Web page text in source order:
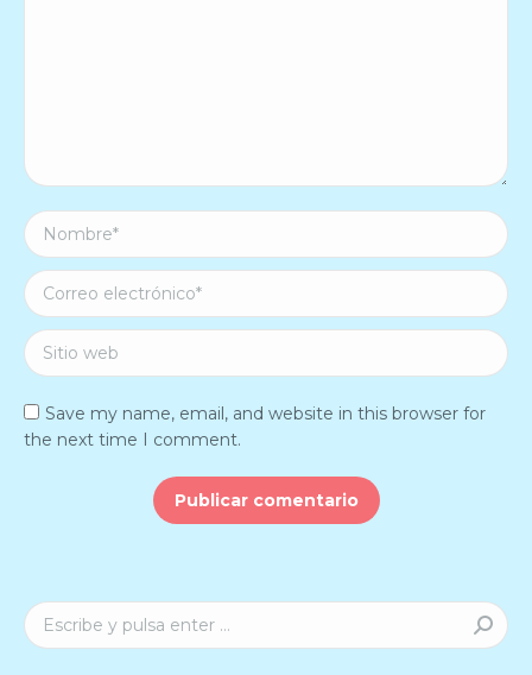
Nombre *
Correo electrónico *
Sitio web
Save my name, email, and website in this browser for
the next time I comment.
Publicar comentario
Buscar: